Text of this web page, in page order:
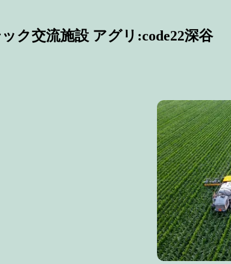
ク交流施設 アグリ:code22深谷